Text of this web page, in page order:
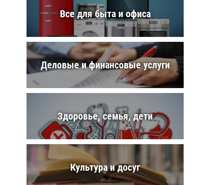
Все для быта и офиса
Деловые и финансовые услуги
Здоровье, семья, дети
Культура и досуг